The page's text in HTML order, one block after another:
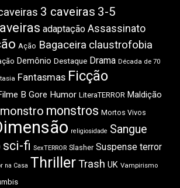
3 caveiras 3-5
adaptação Assassinato
Ação Bagaceira claustrofobia
Demônio Destaque Drama Década de 70
Fantasmas Ficção
B Gore Humor LiteraTERROR Maldição
monstro monstros Mortos Vivos
religiosidade Sangue
sci-fi SexTERROR Slasher Suspense terror
na Casa ThrillerTrash UK Vampirismo